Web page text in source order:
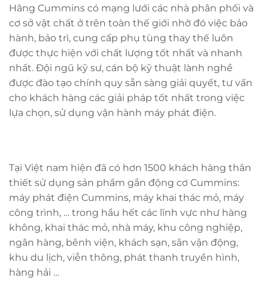
Hãng Cummins có mạng lưới các nhà phân phối và
cơ sở vật chất ở trên toàn thế giới nhờ đó việc bảo
hành, bảo trì, cung cấp phụ tùng thay thế luôn
được thực hiện với chất lượng tốt nhất và nhanh
nhất. Đội ngũ kỹ sư, cán bộ kỹ thuật lành nghề
được đào tạo chính quy sẵn sàng giải quyết, tư vấn
cho khách hàng các giải pháp tốt nhất trong việc
lựa chọn, sử dụng vận hành máy phát điện.
Tại Việt nam hiện đã có hơn 1500 khách hàng thân
thiết sử dụng sản phẩm gắn động cơ Cummins:
máy phát điện Cummins, máy khai thác mỏ, máy
công trình, … trong hầu hết các lĩnh vực như hàng
không, khai thác mỏ, nhà máy, khu công nghiệp,
ngân hàng, bênh viện, khách sạn, sân vận động,
khu du lịch, viễn thông, phát thanh truyền hình,
hàng hải …